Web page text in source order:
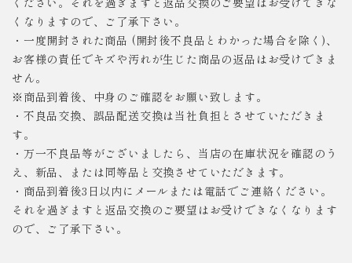
くなりますので、ご了承下さい。
・一度開封された商品 (開封後不良品とわかった場合を除く)、
お客様の責任でキズや汚れが生じた商品の返品はお受けできま
せん。
※商品到着後、中身のご確認をお願い致します。
・不良品交換、誤品配送交換は当社負担とさせていただきま
す。
・万一不良品等がございましたら、当店の在庫状況を確認のう
え、新品、または同等品と交換させていただきます。
・商品到着後3日以内にメールまたは電話でご連絡ください。
それを過ぎますと返品交換のご要望はお受けできなくなります
ので、ご了承下さい。